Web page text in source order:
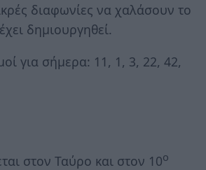
διαφωνίες να χαλάσουν το
δημιουργηθεί.
για σήμερα: 11, 1, 3, 22, 42,
στον Ταύρο και στον 10ο